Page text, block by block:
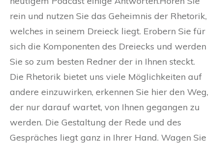
rein und nutzen Sie das Geheimnis der Rhetorik,
welches in seinem Dreieck liegt. Erobern Sie für
sich die Komponenten des Dreiecks und werden
Sie so zum besten Redner der in Ihnen steckt.
Die Rhetorik bietet uns viele Möglichkeiten auf
andere einzuwirken, erkennen Sie hier den Weg,
der nur darauf wartet, von Ihnen gegangen zu
werden. Die Gestaltung der Rede und des
Gespräches liegt ganz in Ihrer Hand. Wagen Sie